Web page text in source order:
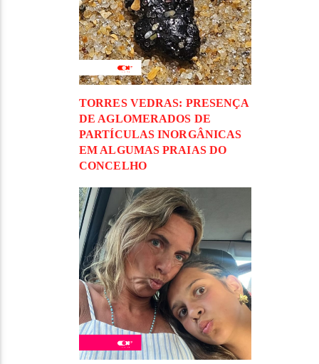
TORRES VEDRAS: PRESENÇA
DE AGLOMERADOS DE
PARTÍCULAS INORGÂNICAS
EM ALGUMAS PRAIAS DO
CONCELHO